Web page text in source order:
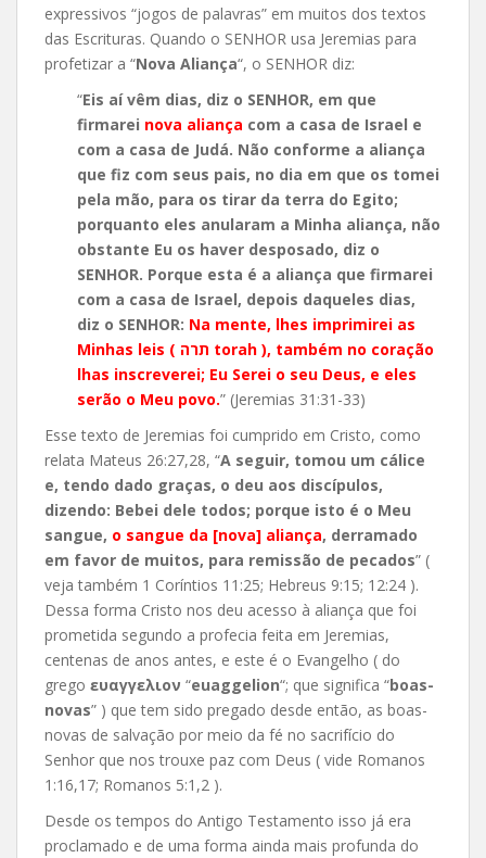
expressivos “jogos de palavras” em muitos dos textos
das Escrituras. Quando o SENHOR usa Jeremias para
profetizar a “Nova Aliança“, o SENHOR diz:
“Eis aí vêm dias, diz o SENHOR, em que
firmarei nova aliança com a casa de Israel e
com a casa de Judá. Não conforme a aliança
que fiz com seus pais, no dia em que os tomei
pela mão, para os tirar da terra do Egito;
porquanto eles anularam a Minha aliança, não
obstante Eu os haver desposado, diz o
SENHOR. Porque esta é a aliança que firmarei
com a casa de Israel, depois daqueles dias,
diz o SENHOR: Na mente, lhes imprimirei as
Minhas leis ( תרה torah ), também no coração
lhas inscreverei; Eu Serei o seu Deus, e eles
serão o Meu povo.” (Jeremias 31:31-33)
Esse texto de Jeremias foi cumprido em Cristo, como
relata Mateus 26:27,28, “A seguir, tomou um cálice
e, tendo dado graças, o deu aos discípulos,
dizendo: Bebei dele todos; porque isto é o Meu
sangue, o sangue da [nova] aliança, derramado
em favor de muitos, para remissão de pecados” (
veja também 1 Coríntios 11:25; Hebreus 9:15; 12:24 ).
Dessa forma Cristo nos deu acesso à aliança que foi
prometida segundo a profecia feita em Jeremias,
centenas de anos antes, e este é o Evangelho ( do
grego ευαγγελιον “euaggelion“; que significa “boas-
novas” ) que tem sido pregado desde então, as boas-
novas de salvação por meio da fé no sacrifício do
Senhor que nos trouxe paz com Deus ( vide Romanos
1:16,17; Romanos 5:1,2 ).
Desde os tempos do Antigo Testamento isso já era
proclamado e de uma forma ainda mais profunda do